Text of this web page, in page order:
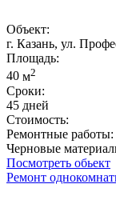
Объект:
г. Казань, ул.
Площадь:
40 м2
Сроки:
45 дней
Стоимость:
Ремонтные работы:
Черновые
Посмотреть обьект
Ремонт